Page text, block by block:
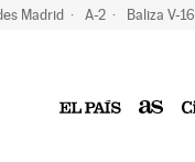
Madrid A-2 Baliza V-16